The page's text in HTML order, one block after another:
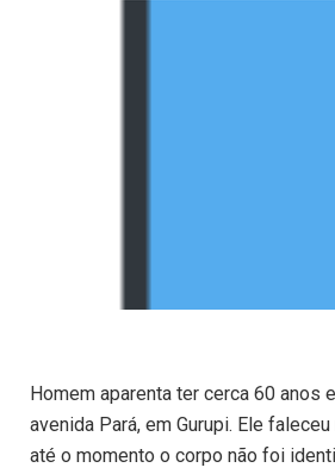
Homem aparenta ter cerca 60 anos
avenida Pará, em Gurupi. Ele
até o momento o corpo não foi